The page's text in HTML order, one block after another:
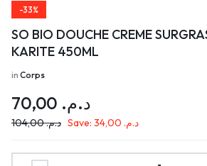
-33%
SO BIO DOUCHE CREME
KARITE 450ML
in Corps
د.م.
د.م.104,00 Save: د.م.